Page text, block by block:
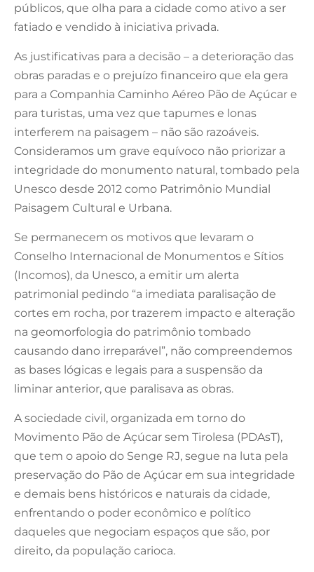
públicos, que olha para a cidade como ativo a ser
fatiado e vendido à iniciativa privada.
As justificativas para a decisão – a deterioração das
obras paradas e o prejuízo financeiro que ela gera
para a Companhia Caminho Aéreo Pão de Açúcar e
para turistas, uma vez que tapumes e lonas
interferem na paisagem – não são razoáveis.
Consideramos um grave equívoco não priorizar a
integridade do monumento natural, tombado pela
Unesco desde 2012 como Patrimônio Mundial
Paisagem Cultural e Urbana.
Se permanecem os motivos que levaram o
Conselho Internacional de Monumentos e Sítios
(Incomos), da Unesco, a emitir um alerta
patrimonial pedindo “a imediata paralisação de
cortes em rocha, por trazerem impacto e alteração
na geomorfologia do patrimônio tombado
causando dano irreparável”, não compreendemos
as bases lógicas e legais para a suspensão da
liminar anterior, que paralisava as obras.
A sociedade civil, organizada em torno do
Movimento Pão de Açúcar sem Tirolesa (PDAsT),
que tem o apoio do Senge RJ, segue na luta pela
preservação do Pão de Açúcar em sua integridade
e demais bens históricos e naturais da cidade,
enfrentando o poder econômico e político
daqueles que negociam espaços que são, por
direito, da população carioca.